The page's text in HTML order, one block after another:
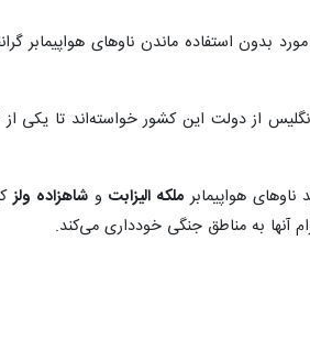
بدون استفاده ماندن ناوهای هواپیمابر
ملکه الیزابتو شاهزاده ولز
آنها به مناطق جنگی خودداری می‌کند.